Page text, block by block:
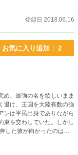
登録日 2018.06.16
お気に入り追加 2
、最強の名を欲しいまま
退け、王国を大陸有数の強
ンは平民出身でありながら
束を交わしていた。しかし
した彼が向かったのは、
ったのは、凶悪な龍……で
とができず、「ずっと一